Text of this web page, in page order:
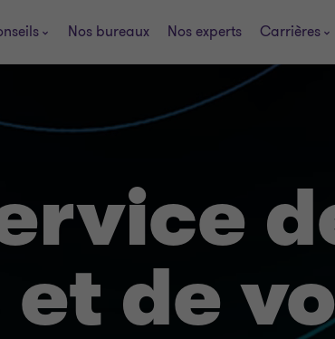
Nos bureaux Nos experts Carrières
de